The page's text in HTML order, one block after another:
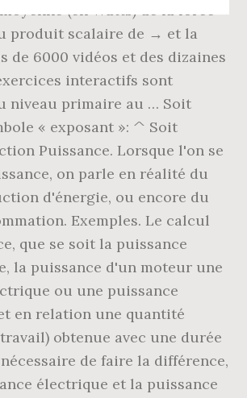
(en Watts) de la force
produit scalaire de → et la
de 6000 vidéos et des dizaines
interactifs sont
niveau primaire au … Soit
« exposant »: ^ Soit
Puissance. Lorsque l'on se
on parle en réalité du
d'énergie, ou encore du
Exemples. Le calcul
que se soit la puissance
la puissance d'un moteur une
ou une puissance
en relation une quantité
obtenue avec une durée
de faire la différence,
électrique et la puissance